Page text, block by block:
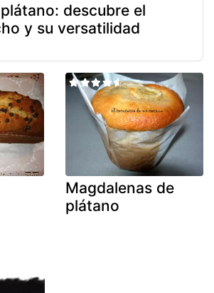
descubre el
y su versatilidad
Magdalenas de
plátano